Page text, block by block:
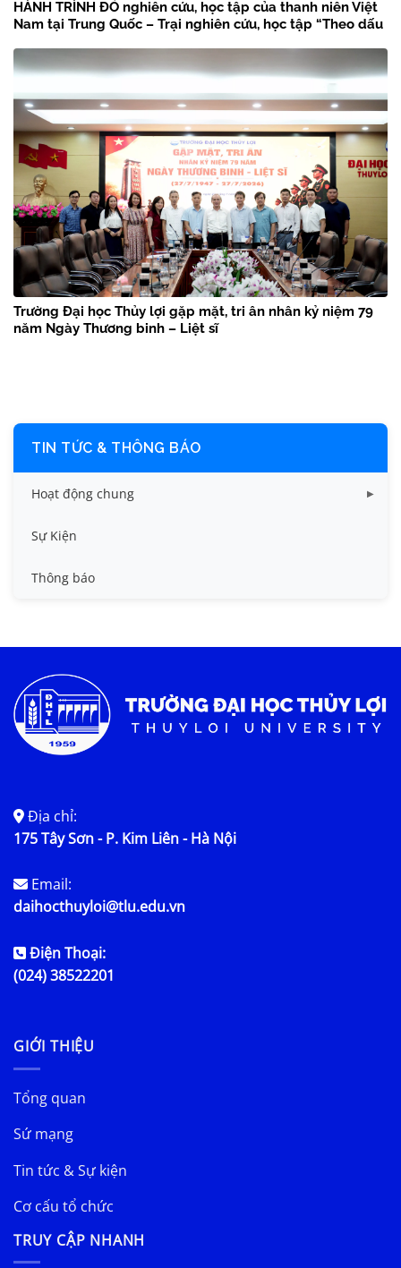
HÀNH TRÌNH ĐỎ nghiên cứu, học tập của thanh niên Việt
Nam tại Trung Quốc – Trại nghiên cứu, học tập “Theo dấu
Trường Đại học Thủy lợi gặp mặt, tri ân nhân kỷ niệm 79
năm Ngày Thương binh – Liệt sĩ
TIN TỨC & THÔNG BÁO
Hoạt động chung
Tin công tác sinh viên
Tin đào tạo
Tin tức chung
Sự Kiện
Thông báo
Địa chỉ:
175 Tây Sơn - P. Kim Liên - Hà Nội
Email:
daihocthuyloi@tlu.edu.vn
Điện Thoại:
(024) 38522201
GIỚI THIỆU
Tổng quan
Sứ mạng
Tin tức & Sự kiện
Cơ cấu tổ chức
TRUY CẬP NHANH